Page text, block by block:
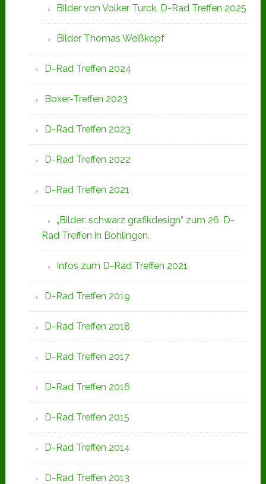
Bilder von Volker Turck, D-Rad Treffen 2025
Bilder Thomas Weißkopf
D-Rad Treffen 2024
Boxer-Treffen 2023
D-Rad Treffen 2023
D-Rad Treffen 2022
D-Rad Treffen 2021
„Bilder: schwarz grafikdesign“ zum 26. D-
Rad Treffen in Bohlingen.
Infos zum D-Rad Treffen 2021
D-Rad Treffen 2019
D-Rad Treffen 2018
D-Rad Treffen 2017
D-Rad Treffen 2016
D-Rad Treffen 2015
D-Rad Treffen 2014
D-Rad Treffen 2013